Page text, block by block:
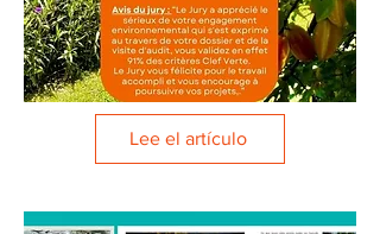
Lee el artículo